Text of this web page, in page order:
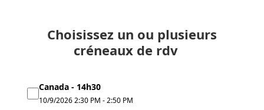
Choisissez un ou plusieurs
créneaux de rdv
Canada - 14h30
10/9/20262:30 PM -2:50 PM